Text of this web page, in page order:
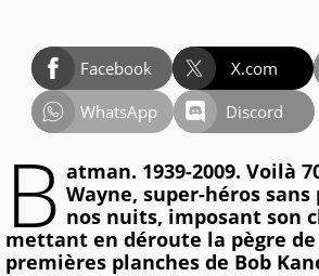
Facebook X.com
WhatsApp
Discord
B atman. 1939-2009. Voilà
Wayne, super-héros
nos nuits, imposant son
mettant en déroute la pègre de
premières planches de Bob